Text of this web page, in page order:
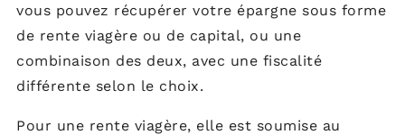
vous pouvez récupérer votre épargne sous forme
de rente viagère ou de capital, ou une
combinaison des deux, avec une fiscalité
différente selon le choix.
Pour une rente viagère, elle est soumise au